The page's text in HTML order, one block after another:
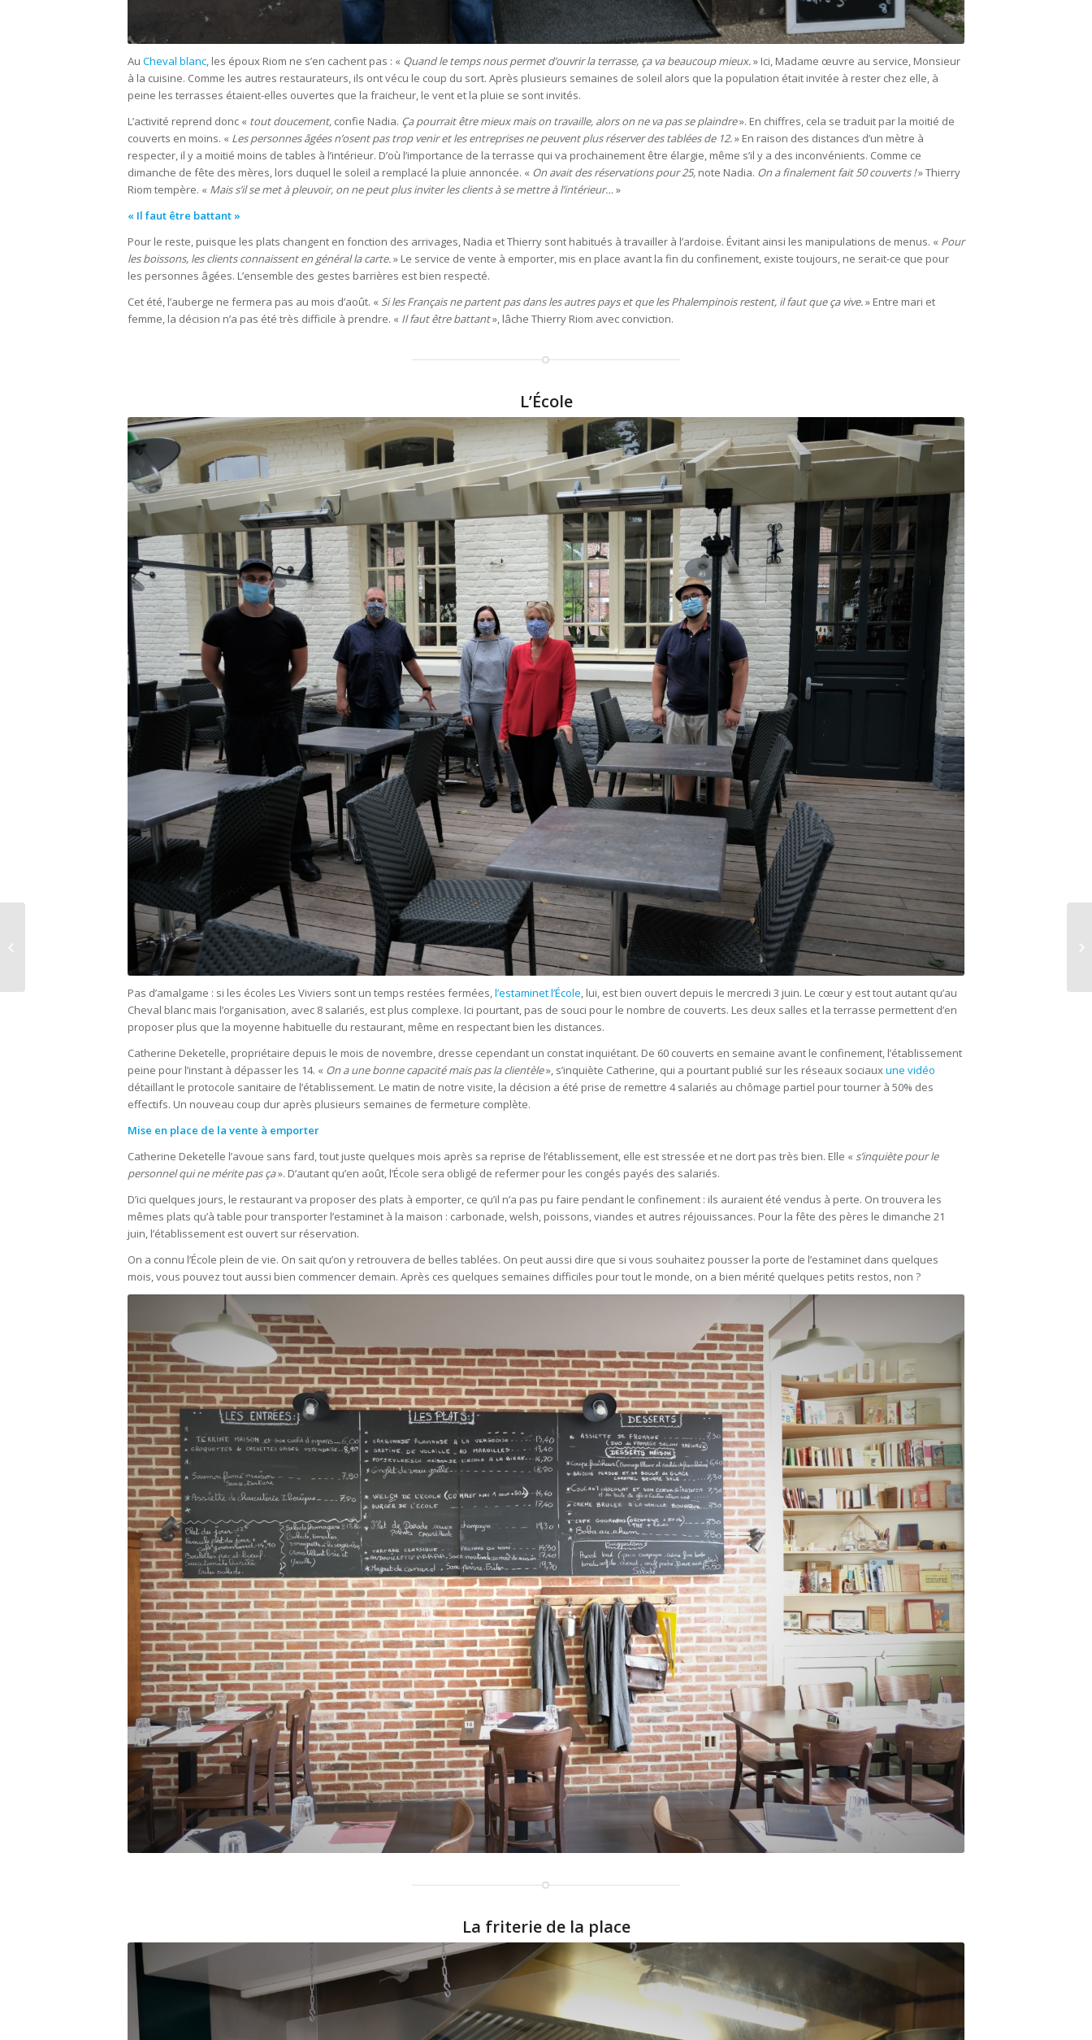
Au Cheval blanc, les époux Riom ne s’en cachent pas : « Quand le temps nous permet d’ouvrir la terrasse, ça va beaucoup mieux.» Ici, Madame œuvre au service, Monsieur
à la cuisine. Comme les autres restaurateurs, ils ont vécu le coup du sort. Après plusieurs semaines de soleil alors que la population était invitée à rester chez elle, à
peine les terrasses étaient-elles ouvertes que la fraicheur, le vent et la pluie se sont invités.
L’activité reprend donc « tout doucement, confie Nadia. Ça pourrait être mieux mais on travaille, alors on ne va pas se plaindre». En chiffres, cela se traduit par la moitié de
couverts en moins. « Les personnes âgées n’osent pas trop venir et les entreprises ne peuvent plus réserver des tablées de 12.» En raison des distances d’un mètre à
respecter, il y a moitié moins de tables à l’intérieur. D’où l’importance de la terrasse qui va prochainement être élargie, même s’il y a des inconvénients. Comme ce
dimanche de fête des mères, lors duquel le soleil a remplacé la pluie annoncée. « On avait des réservations pour 25, note Nadia. On a finalement fait 50 couverts !» Thierry
Riom tempère. « Mais s’il se met à pleuvoir, on ne peut plus inviter les clients à se mettre à l’intérieur…»
« Il faut être battant »
Pour le reste, puisque les plats changent en fonction des arrivages, Nadia et Thierry sont habitués à travailler à l’ardoise. Évitant ainsi les manipulations de menus. « Pour
les boissons, les clients connaissent en général la carte.» Le service de vente à emporter, mis en place avant la fin du confinement, existe toujours, ne serait-ce que pour
les personnes âgées. L’ensemble des gestes barrières est bien respecté.
Cet été, l’auberge ne fermera pas au mois d’août. « Si les Français ne partent pas dans les autres pays et que les Phalempinois restent, il faut que ça vive.» Entre mari et
femme, la décision n’a pas été très difficile à prendre. « Il faut être battant», lâche Thierry Riom avec conviction.
L’École
Pas d’amalgame : si les écoles Les Viviers sont un temps restées fermées,l’estaminet l’École, lui, est bien ouvert depuis le mercredi 3 juin. Le cœur y est tout autant qu’au
Cheval blanc mais l’organisation, avec 8 salariés, est plus complexe. Ici pourtant, pas de souci pour le nombre de couverts. Les deux salles et la terrasse permettent d’en
proposer plus que la moyenne habituelle du restaurant, même en respectant bien les distances.
Catherine Deketelle, propriétaire depuis le mois de novembre, dresse cependant un constat inquiétant. De 60 couverts en semaine avant le confinement, l’établissement
peine pour l’instant à dépasser les 14. « On a une bonne capacité mais pas la clientèle», s’inquiète Catherine, qui a pourtant publié sur les réseaux sociauxune vidéo
détaillant le protocole sanitaire de l’établissement. Le matin de notre visite, la décision a été prise de remettre 4 salariés au chômage partiel pour tourner à 50% des
effectifs. Un nouveau coup dur après plusieurs semaines de fermeture complète.
Mise en place de la vente à emporter
Catherine Deketelle l’avoue sans fard, tout juste quelques mois après sa reprise de l’établissement, elle est stressée et ne dort pas très bien. Elle « s’inquiète pour le
personnel qui ne mérite pas ça». D’autant qu’en août, l’École sera obligé de refermer pour les congés payés des salariés.
D’ici quelques jours, le restaurant va proposer des plats à emporter, ce qu’il n’a pas pu faire pendant le confinement : ils auraient été vendus à perte. On trouvera les
mêmes plats qu’à table pour transporter l’estaminet à la maison : carbonade, welsh, poissons, viandes et autres réjouissances. Pour la fête des pères le dimanche 21
juin, l’établissement est ouvert sur réservation.
On a connu l’École plein de vie. On sait qu’on y retrouvera de belles tablées. On peut aussi dire que si vous souhaitez pousser la porte de l’estaminet dans quelques
mois, vous pouvez tout aussi bien commencer demain. Après ces quelques semaines difficiles pour tout le monde, on a bien mérité quelques petits restos, non ?
La friterie de la place
masques pour enfants